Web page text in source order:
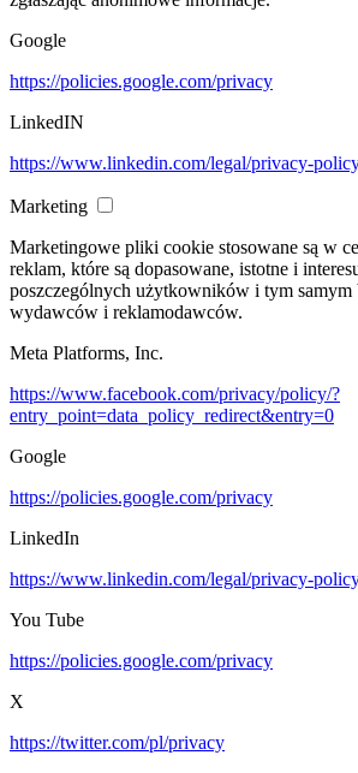
Google
https://policies.google.com/privacy
LinkedIN
https://www.linkedin.com/legal/privacy-
Marketing
Marketingowe pliki cookie stosowane są w
reklam, które są dopasowane, istotne i
poszczególnych użytkowników i tym samym
wydawców i reklamodawców.
Meta Platforms, Inc.
https://www.facebook.com/privacy/policy/?
entry_point=data_policy_redirect&entry=0
Google
https://policies.google.com/privacy
LinkedIn
https://www.linkedin.com/legal/privacy-
You Tube
https://policies.google.com/privacy
X
https://twitter.com/pl/privacy